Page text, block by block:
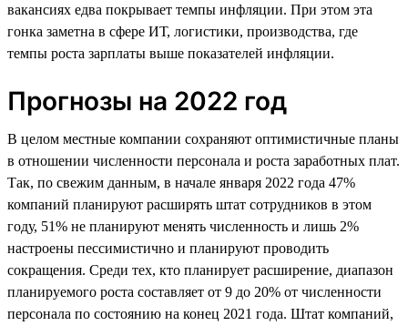
вакансиях едва покрывает темпы инфляции. При этом эта
гонка заметна в сфере ИТ, логистики, производства, где
темпы роста зарплаты выше показателей инфляции.
Прогнозы на 2022 год
В целом местные компании сохраняют оптимистичные планы
в отношении численности персонала и роста заработных плат.
Так, по свежим данным, в начале января 2022 года 47%
компаний планируют расширять штат сотрудников в этом
году, 51% не планируют менять численность и лишь 2%
настроены пессимистично и планируют проводить
сокращения. Среди тех, кто планирует расширение, диапазон
планируемого роста составляет от 9 до 20% от численности
персонала по состоянию на конец 2021 года. Штат компаний,